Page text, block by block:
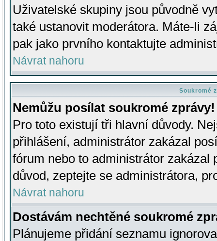
Uživatelské skupiny jsou původně
také ustanovit moderátora. Máte-li
pak jako prvního kontaktujte
Návrat nahoru
Soukromé
Nemůžu posílat soukromé zprávy!
Pro toto existují tři hlavní důvody.
přihlášení, administrátor zakázal
fórum nebo to administrátor zakázal
důvod, zeptejte se administrátora,
Návrat nahoru
Dostávám nechtěné soukromé
Plánujeme přidání seznamu